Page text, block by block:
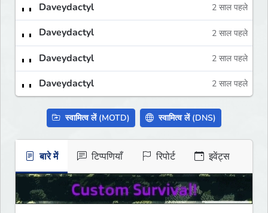
Daveydactyl 2 साल पहले
Daveydactyl 2 साल पहले
Daveydactyl 2 साल पहले
Daveydactyl 2 साल पहले
स्वामित्व लें (MOTD) स्वामित्व लें (DNS)
बारे में टिप्पणियाँ रिपोर्ट इवेंट्स